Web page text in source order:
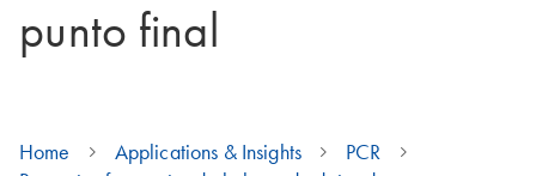
punto final
Home Applications & Insights
PCR